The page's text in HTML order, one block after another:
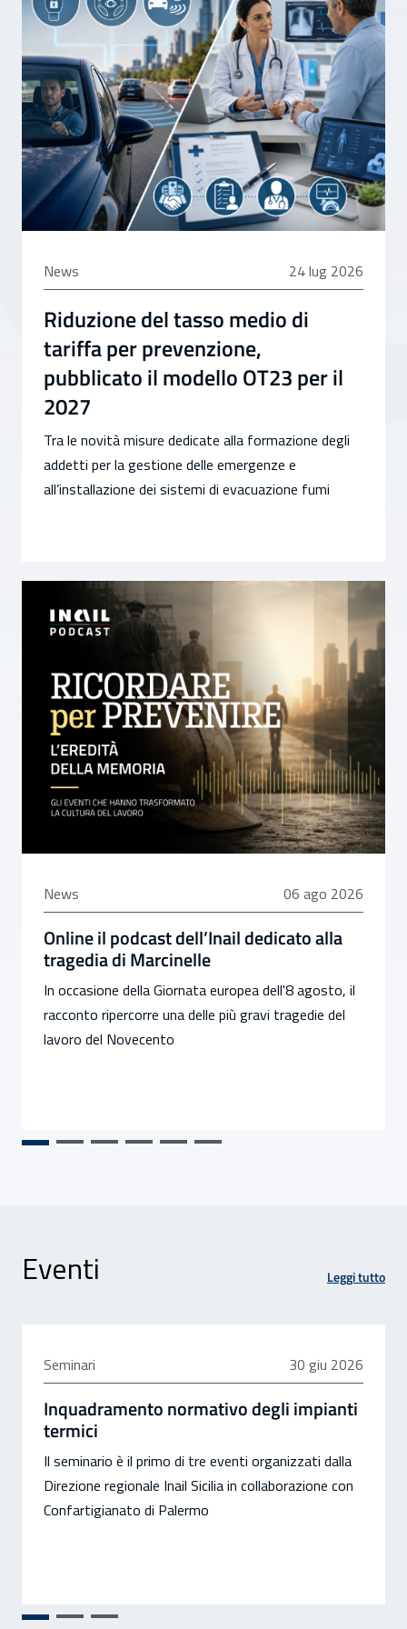
News 24 luglio 2026
24 lug 2026
Riduzione del tasso medio di
tariffa per prevenzione,
pubblicato il modello OT23 per il
2027
Tra le novità misure dedicate alla formazione degli
addetti per la gestione delle emergenze e
all’installazione dei sistemi di evacuazione fumi
News 06 agosto 2026
06 ago 2026
Online il podcast dell’Inail dedicato alla
tragedia di Marcinelle
In occasione della Giornata europea dell'8 agosto, il
racconto ripercorre una delle più gravi tragedie del
lavoro del Novecento
Eventi Leggi tutto
Seminari 30 giugno 2026
30 giu 2026
Inquadramento normativo degli impianti
termici
Il seminario è il primo di tre eventi organizzati dalla
Direzione regionale Inail Sicilia in collaborazione con
Confartigianato di Palermo